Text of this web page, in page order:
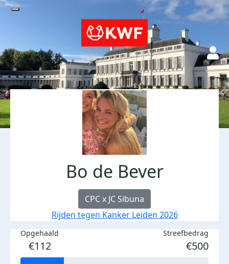
Bo de Bever
CPC x JC Sibuna
Rijden tegen Kanker Leiden 2026
Opgehaald
€112
Streefbedrag
€500